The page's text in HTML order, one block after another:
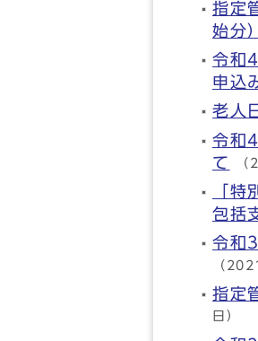
指定
始分）
令和
申込
老人
令和
て （
「特
包括
令和
（
指定
日）